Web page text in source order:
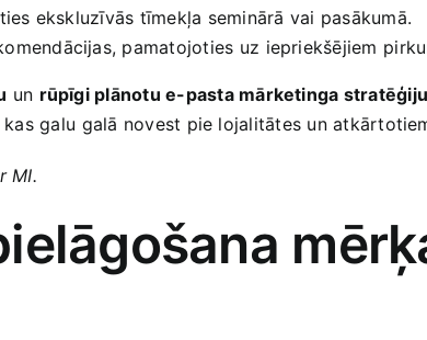
ekskluzīvās tīmekļa seminārā⁣ vai pasākumā.
pamatojoties uz⁢ iepriekšējiem
un rūpīgi plānotu e-pasta mārketinga stratēģiju
galu⁤ galā novest pie lojalitātes un
MI.